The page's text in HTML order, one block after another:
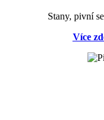
Stany, pivní
Více